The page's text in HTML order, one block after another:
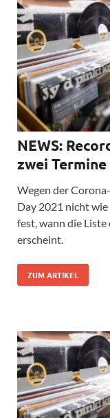
NEWS:
zwei
Wegen der
Day 2021 nicht
fest, wann die
erscheint.
ZUM ARTIKEL